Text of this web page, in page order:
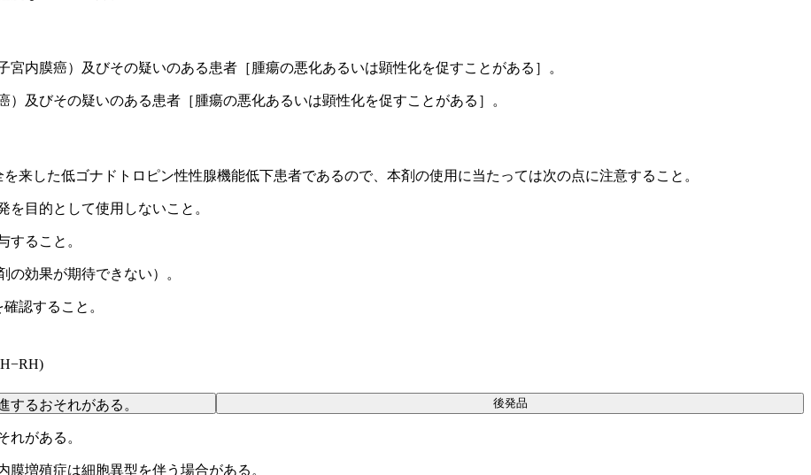
内膜癌）及びその疑いのある患者［腫瘍の悪化あるいは顕性化を促すことがある］。
及びその疑いのある患者［腫瘍の悪化あるいは顕性化を促すことがある］。
来した低ゴナドトロピン性性腺機能低下患者であるので、本剤の使用に当たっては次の点に注意すること。
目的として使用しないこと。
ること。
効果が期待できない）。
認すること。
るおそれがある。
がある。
増殖症は細胞異型を伴う場合がある。
後発品